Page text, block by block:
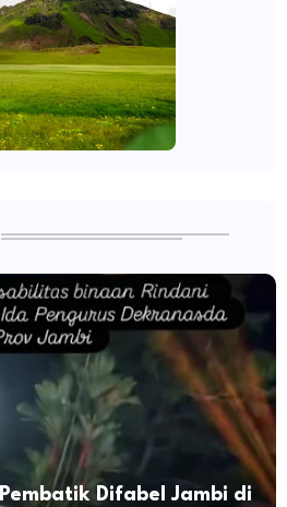
Difabel Jambi di